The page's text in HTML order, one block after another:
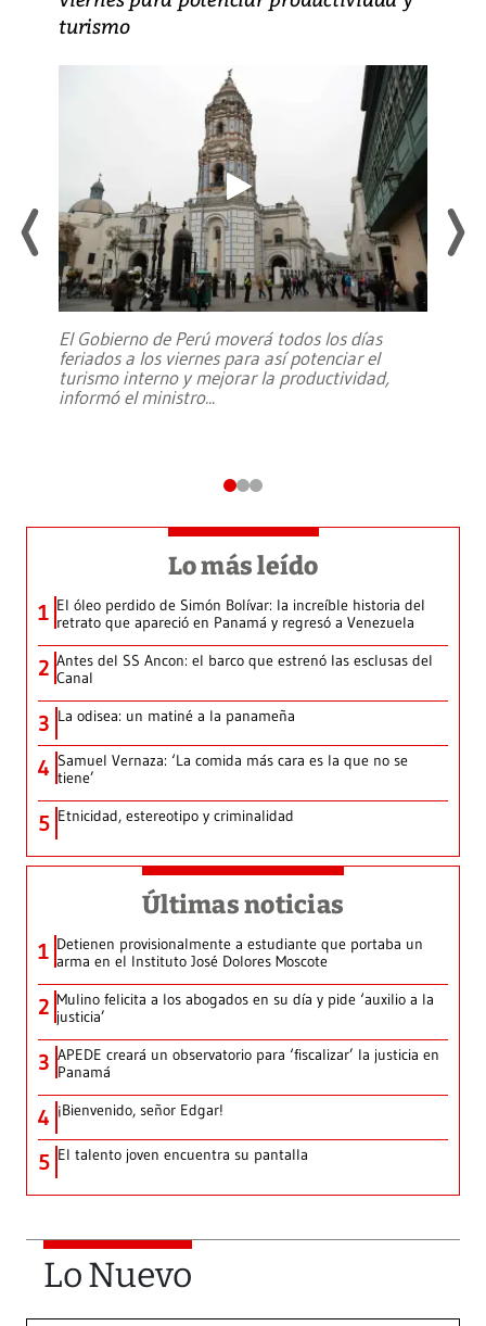
turismo
El Gobierno de Perú moverá todos los días
feriados a los viernes para así potenciar el
turismo interno y mejorar la productividad,
informó el ministro...
Lo más leído
1 El óleo perdido de Simón Bolívar: la increíble historia del
retrato que apareció en Panamá y regresó a Venezuela
2 Antes del SS Ancon: el barco que estrenó las esclusas del
Canal
3 La odisea: un matiné a la panameña
4 Samuel Vernaza: ‘La comida más cara es la que no se
tiene’
5 Etnicidad, estereotipo y criminalidad
Últimas noticias
1 Detienen provisionalmente a estudiante que portaba un
arma en el Instituto José Dolores Moscote
2 Mulino felicita a los abogados en su día y pide ‘auxilio a la
justicia’
3 APEDE creará un observatorio para ‘fiscalizar’ la justicia en
Panamá
4 ¡Bienvenido, señor Edgar!
5 El talento joven encuentra su pantalla​
Lo Nuevo